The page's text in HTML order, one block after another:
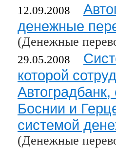
12.09.2008
денежные
(Денежные
29.05.2008
которой
Боснии и
системой
(Денежные